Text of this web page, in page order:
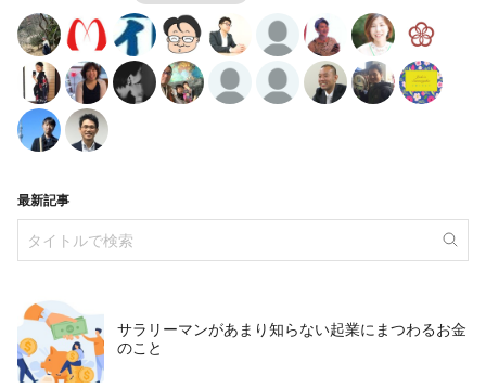
最新記事
サラリーマンがあまり知らない起業にまつわるお金
のこと